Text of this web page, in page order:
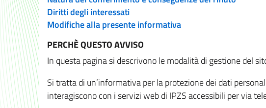
Diritti degli interessati
Modifiche alla presente informativa
PERCHÈ QUESTO AVVISO
In questa pagina si descrivono le modalità di gestione del
Si tratta di un’informativa per la protezione dei dati
interagiscono con i servizi web di IPZS accessibili per via